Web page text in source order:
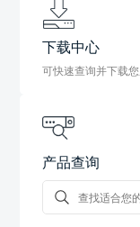
下载中心
可快速查询并下载
产品查询